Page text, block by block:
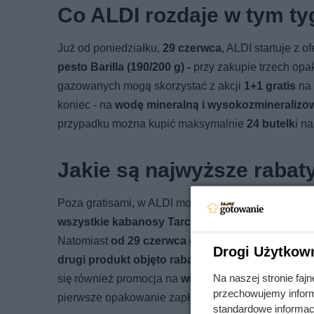
Co ALDI rozdaje w tym
Już od poniedziałku, 29 czerwca, ALDI startuje z
pesto Barilla (190/200 g) - przy zakupie trzech
gazowanych mogą skorzystać z akcji 1+1 gratis na
koniec - na wodę mineralną i
przypadku można kupić maksymalnie 24 butelki
Jakie są najwyższe
Poza gratisami, w ALDI możesz załapać się na
wszystkie kabanosy Tarczyński
Natomiast od 29 czerwca do 4 lipca
drugi produkt objęto rabatem -81%- pierwsze
się również promocja na winierki wieprzowe z
pierwsze opakowanie zapłacisz 11,99 zł,
Drogi
Na naszej stronie
przechowujemy
standardowe